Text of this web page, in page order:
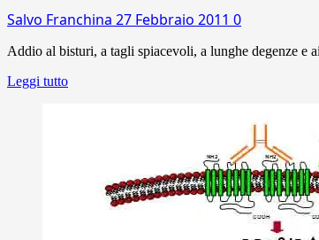
Salvo Franchina 27 Febbraio 2011 0
Addio al bisturi, a tagli spiacevoli, a lunghe degenze e
Leggi tutto